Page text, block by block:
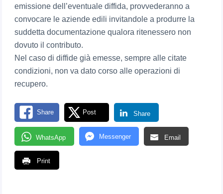
emissione dell’eventuale diffida, provvederanno a
convocare le aziende edili invitandole a produrre la
suddetta documentazione qualora ritenessero non
dovuto il contributo.
Nel caso di diffide già emesse, sempre alle citate
condizioni, non va dato corso alle operazioni di
recupero.
Share Post Share
WhatsApp Messenger Email
Print